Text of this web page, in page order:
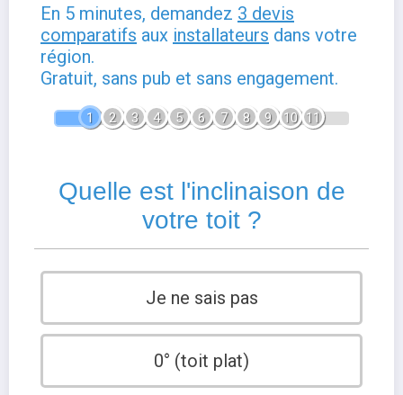
En 5 minutes, demandez 3 devis
comparatifs aux installateurs dans votre
région.
Gratuit, sans pub et sans engagement.
1 2 3 4 5 6 7 8 9 10 11
Quelle est l'inclinaison de
votre toit ?
Je ne sais pas
0° (toit plat)